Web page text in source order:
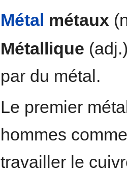
Métal métaux
Métallique
par du métal.
Le premier
hommes
travailler le